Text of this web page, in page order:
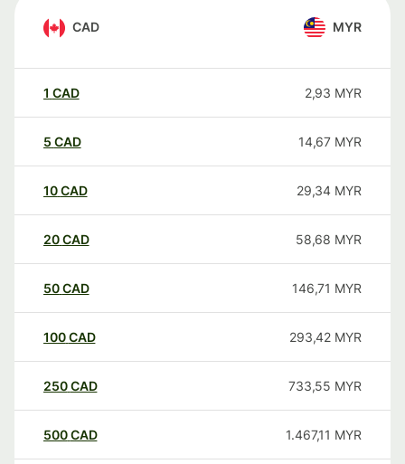
CAD MYR
1 CAD 2,93 MYR
5 CAD 14,67 MYR
10CAD 29,34 MYR
20CAD 58,68 MYR
50CAD 146,71 MYR
100CAD 293,42 MYR
250CAD 733,55 MYR
500CAD 1.467,11 MYR